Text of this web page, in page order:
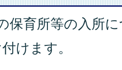
保育所等の入所
けます。